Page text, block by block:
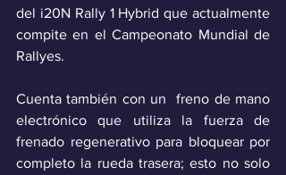
del i20N Rally 1 Hybrid que actualmente
compite en el Campeonato Mundial de
Rallyes.
Cuenta también con un  freno de mano
electrónico que utiliza la fuerza de
frenado regenerativo para bloquear por
completo la rueda trasera; esto no solo